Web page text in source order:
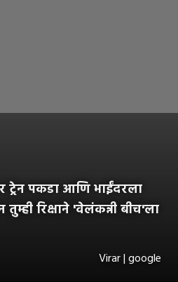
ट्रेन पकडा आणि भाईंदरला
रिक्षाने 'वेलंकन्नी बीच'ला
Virar | google